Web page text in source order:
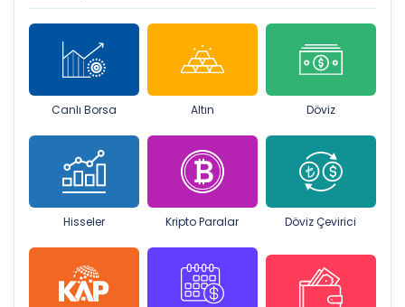
Canlı Borsa Altın Döviz
Hisseler Kripto Paralar Döviz Çevirici